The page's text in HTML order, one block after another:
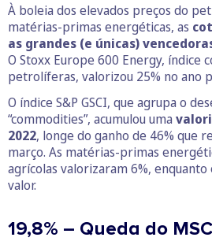
À boleia dos elevados preços do
matérias-primas energéticas, as
as grandes (e únicas)
O Stoxx Europe 600 Energy, índice
petrolíferas, valorizou 25% no ano
O índice S&P GSCI, que agrupa o
“commodities”, acumulou uma
2022, longe do ganho de 46% que
março. As matérias-primas
agrícolas valorizaram 6%,
valor.
19,8% – Queda do